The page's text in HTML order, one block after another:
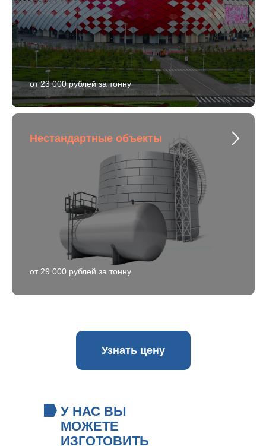
от 23 000 рублей за тонну
Нестандартные объекты
от 29 000 рублей за тонну
Узнать цену
У НАС ВЫ
МОЖЕТЕ
ИЗГОТОВИТЬ